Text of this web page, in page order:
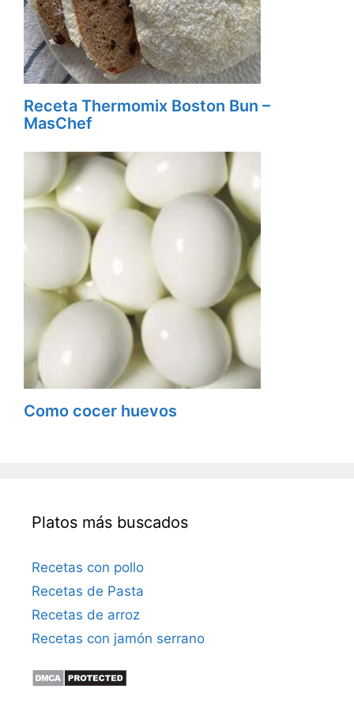
Receta Thermomix Boston Bun –
MasChef
Como cocer huevos
Platos más buscados
Recetas con pollo
Recetas de Pasta
Recetas de arroz
Recetas con jamón serrano